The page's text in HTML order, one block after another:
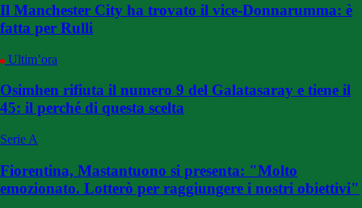
Il Manchester City ha trovato il vice-Donnarumma: è
fatta per Rulli
Ultim’ora
Osimhen rifiuta il numero 9 del Galatasaray e tiene il
45: il perché di questa scelta
Serie A
Fiorentina, Mastantuono si presenta: "Molto
emozionato. Lotterò per raggiungere i nostri obiettivi"